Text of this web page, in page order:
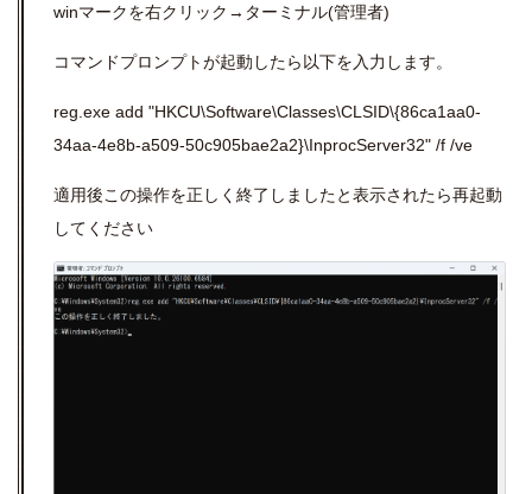
winマークを右クリック→ターミナル(管理者)
コマンドプロンプトが起動したら以下を入力します。
reg.exe add "HKCU\Software\Classes\CLSID\{86ca1aa0-
34aa-4e8b-a509-50c905bae2a2}\InprocServer32" /f /ve
適用後この操作を正しく終了しましたと表示されたら再起動
してください